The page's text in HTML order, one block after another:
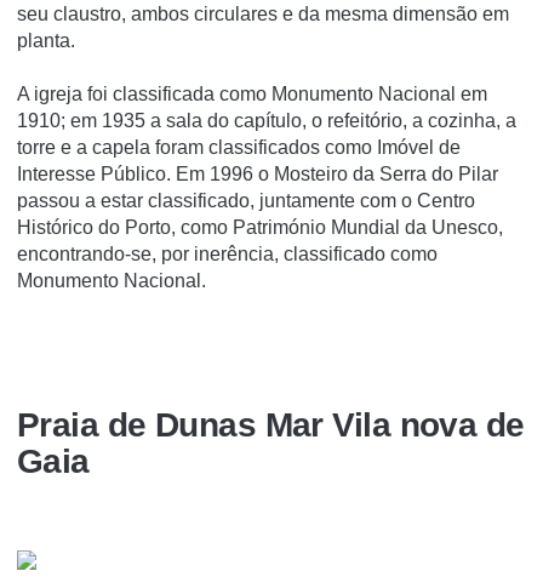
seu claustro, ambos circulares e da mesma dimensão em
planta.
A igreja foi classificada como Monumento Nacional em
1910; em 1935 a sala do capí­tulo, o refeitório, a cozinha, a
torre e a capela foram classificados como Imóvel de
Interesse Público. Em 1996 o Mosteiro da Serra do Pilar
passou a estar classificado, juntamente com o Centro
Histórico do Porto, como Património Mundial da Unesco,
encontrando-se, por inerência, classificado como
Monumento Nacional.
Praia de Dunas Mar Vila nova de
Gaia